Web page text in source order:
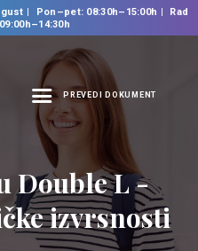
Pon–pet: 08:30h–15:00h
Rad
PREVEDI DOKUMENT
Double L -
izvrsnosti